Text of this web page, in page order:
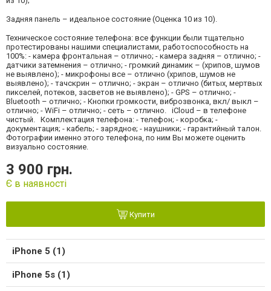
Задняя панель – идеальное состояние (Оценка 10 из 10).
Техническое состояние телефона: все функции были тщательно
протестированы нашими специалистами, работоспособность на
100%: - камера фронтальная – отлично; - камера задняя – отлично; -
датчики затемнения – отлично; - громкий динамик – (хрипов, шумов
не выявлено); - микрофоны все – отлично (хрипов, шумов не
выявлено); - тачскрин – отлично; - экран – отлично (битых, мертвых
пикселей, потеков, засветов не выявлено); - GPS – отлично; -
Bluetooth – отлично; - Кнопки громкости, виброзвонка, вкл/ выкл –
отлично; - WiFi – отлично; - cеть – отлично. iCloud – в телефоне
чистый. Комплектация телефона: - телефон; - коробка; -
документация; - кабель; - зарядное; - наушники; - гарантийный талон.
Фотографии именно этого телефона, по ним Вы можете оценить
визуально состояние.
3 900 грн.
Є в наявності
Купити
iPhone 5 (1)
iPhone 5s (1)